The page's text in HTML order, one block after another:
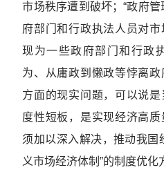
市场秩序遭到破坏；“政府
府部门和行政执法人员对
现为一些政府部门和行政
为、从庸政到懒政等悖离
方面的现实问题，可以说
度性短板，是实现经济高
须加以深入解决，推动我国
义市场经济体制”的制度优化